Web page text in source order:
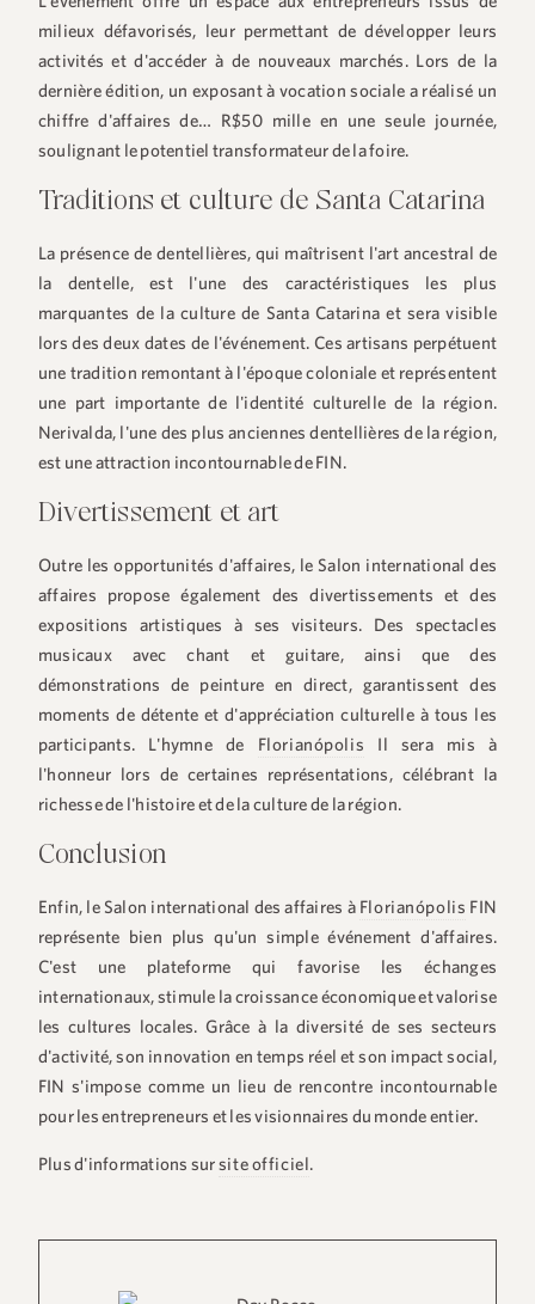
milieux défavorisés, leur permettant de développer leurs
activités et d'accéder à de nouveaux marchés. Lors de la
dernière édition, un exposant à vocation sociale a réalisé un
chiffre d'affaires de… R$50 mille en une seule journée,
soulignant le potentiel transformateur de la foire.
Traditions et culture de Santa Catarina
La présence de dentellières, qui maîtrisent l'art ancestral de
la dentelle, est l'une des caractéristiques les plus
marquantes de la culture de Santa Catarina et sera visible
lors des deux dates de l'événement. Ces artisans perpétuent
une tradition remontant à l'époque coloniale et représentent
une part importante de l'identité culturelle de la région.
Nerivalda, l'une des plus anciennes dentellières de la région,
est une attraction incontournable de FIN.
Divertissement et art
Outre les opportunités d'affaires, le Salon international des
affaires propose également des divertissements et des
expositions artistiques à ses visiteurs. Des spectacles
musicaux avec chant et guitare, ainsi que des
démonstrations de peinture en direct, garantissent des
moments de détente et d'appréciation culturelle à tous les
participants. L'hymne de Florianópolis Il sera mis à
l'honneur lors de certaines représentations, célébrant la
richesse de l'histoire et de la culture de la région.
Conclusion
Enfin, le Salon international des affaires à Florianópolis FIN
représente bien plus qu'un simple événement d'affaires.
C'est une plateforme qui favorise les échanges
internationaux, stimule la croissance économique et valorise
les cultures locales. Grâce à la diversité de ses secteurs
d'activité, son innovation en temps réel et son impact social,
FIN s'impose comme un lieu de rencontre incontournable
pour les entrepreneurs et les visionnaires du monde entier.
Plus d'informations sursite officiel.
+55 48 99660 6799